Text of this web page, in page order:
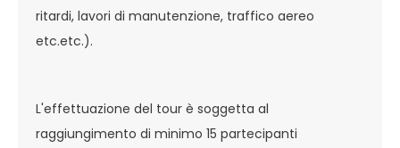
ritardi, lavori di manutenzione, traffico aereo
etc.etc.).
L'effettuazione del tour è soggetta al
raggiungimento di minimo 15 partecipanti